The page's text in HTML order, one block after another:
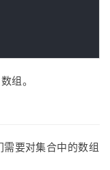
组。
要对集合中的数组